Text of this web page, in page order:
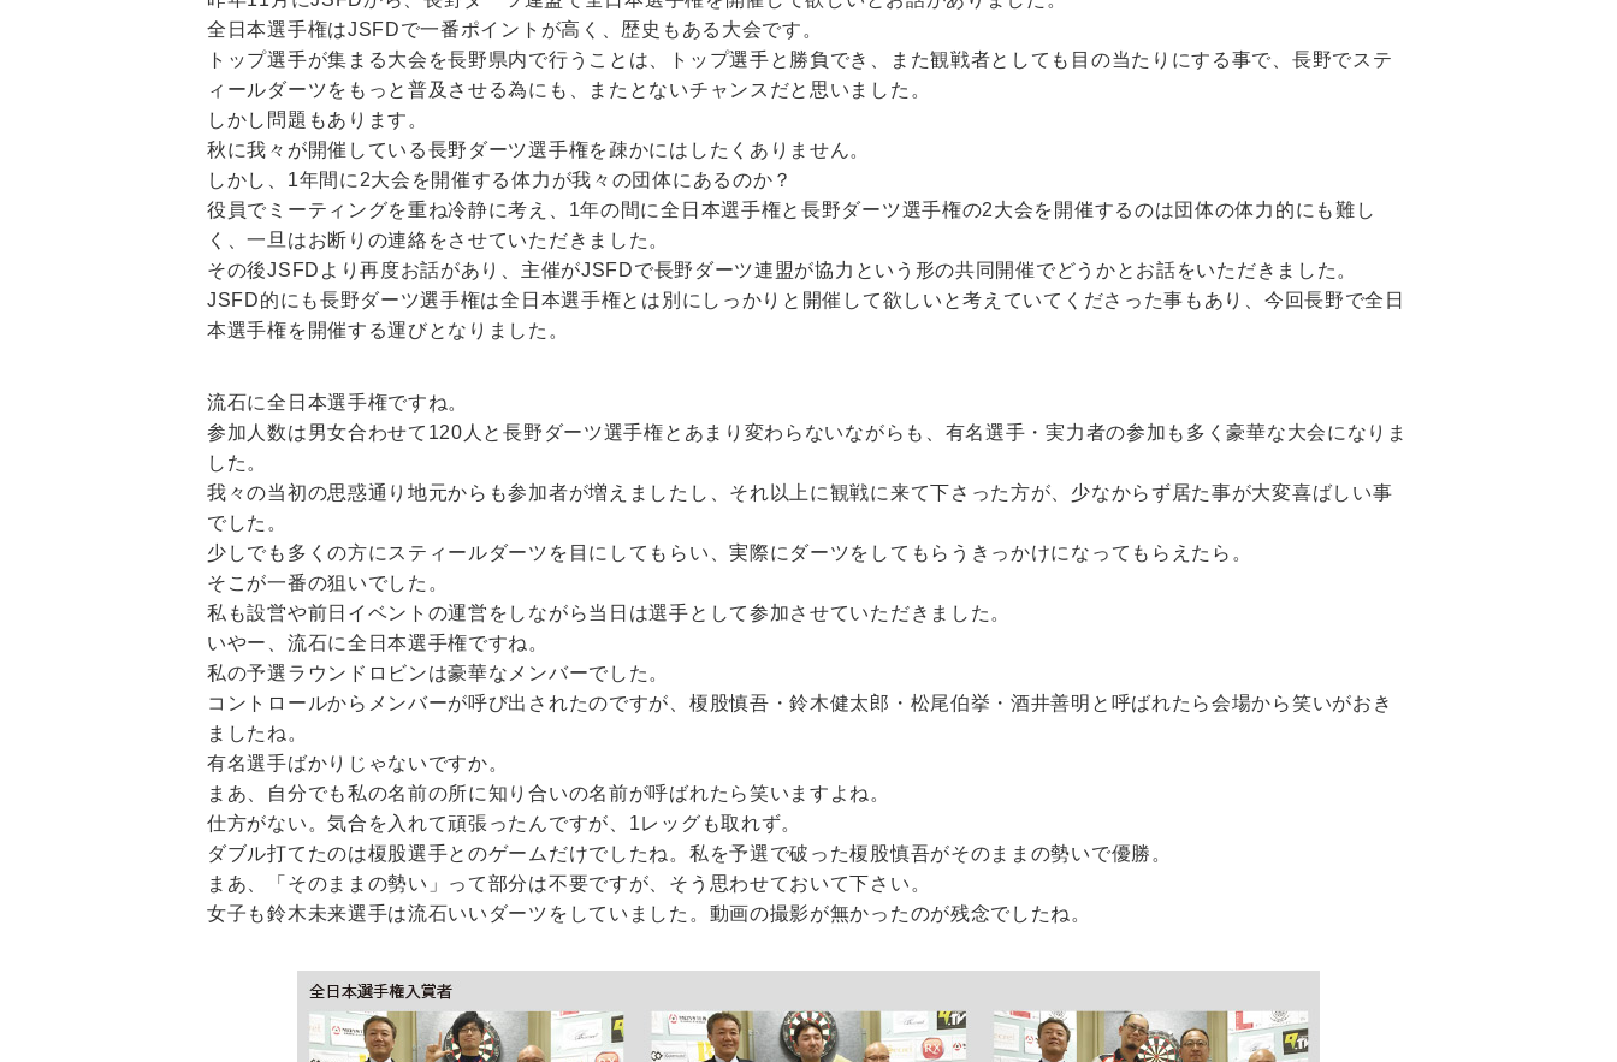
全日本選手権はJSFDで一番ポイントが高く、歴史もある大会です。
トップ選手が集まる大会を長野県内で行うことは、トップ選手と勝負でき、また観戦者としても目の当たりにする事で、長野でステ
ィールダーツをもっと普及させる為にも、またとないチャンスだと思いました。
しかし問題もあります。
秋に我々が開催している長野ダーツ選手権を疎かにはしたくありません。
しかし、1年間に2大会を開催する体力が我々の団体にあるのか？
役員でミーティングを重ね冷静に考え、1年の間に全日本選手権と長野ダーツ選手権の2大会を開催するのは団体の体力的にも難し
く、一旦はお断りの連絡をさせていただきました。
その後JSFDより再度お話があり、主催がJSFDで長野ダーツ連盟が協力という形の共同開催でどうかとお話をいただきました。
JSFD的にも長野ダーツ選手権は全日本選手権とは別にしっかりと開催して欲しいと考えていてくださった事もあり、今回長野で全日
本選手権を開催する運びとなりました。
流石に全日本選手権ですね。
参加人数は男女合わせて120人と長野ダーツ選手権とあまり変わらないながらも、有名選手・実力者の参加も多く豪華な大会になりま
した。
我々の当初の思惑通り地元からも参加者が増えましたし、それ以上に観戦に来て下さった方が、少なからず居た事が大変喜ばしい事
でした。
少しでも多くの方にスティールダーツを目にしてもらい、実際にダーツをしてもらうきっかけになってもらえたら。
そこが一番の狙いでした。
私も設営や前日イベントの運営をしながら当日は選手として参加させていただきました。
いやー、流石に全日本選手権ですね。
私の予選ラウンドロビンは豪華なメンバーでした。
コントロールからメンバーが呼び出されたのですが、榎股慎吾・鈴木健太郎・松尾伯挙・酒井善明と呼ばれたら会場から笑いがおき
ましたね。
有名選手ばかりじゃないですか。
まあ、自分でも私の名前の所に知り合いの名前が呼ばれたら笑いますよね。
仕方がない。気合を入れて頑張ったんですが、1レッグも取れず。
ダブル打てたのは榎股選手とのゲームだけでしたね。私を予選で破った榎股慎吾がそのままの勢いで優勝。
まあ、「そのままの勢い」って部分は不要ですが、そう思わせておいて下さい。
女子も鈴木未来選手は流石いいダーツをしていました。動画の撮影が無かったのが残念でしたね。